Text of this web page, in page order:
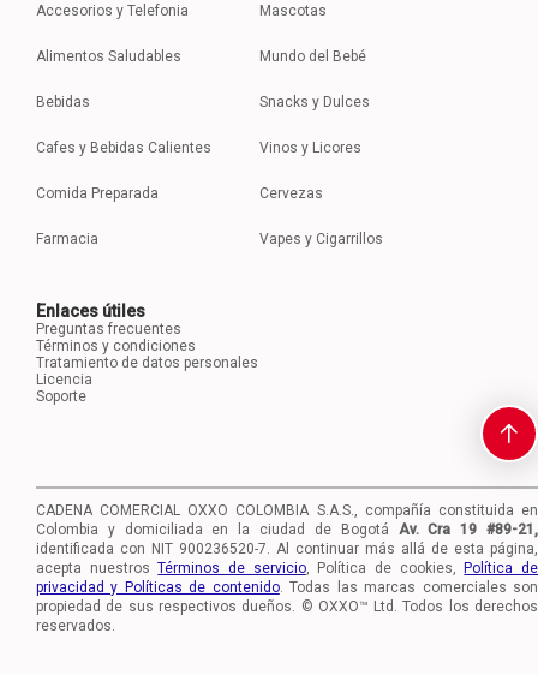
Accesorios y Telefonia
Alimentos Saludables
Bebidas
Cafes y Bebidas Calientes
Comida Preparada
Farmacia
Mascotas
Mundo del Bebé
Snacks y Dulces
Vinos y Licores
Cervezas
Vapes y Cigarrillos
Enlaces útiles
Preguntas frecuentes
Términos y condiciones
Tratamiento de datos personales
Licencia
Soporte
CADENA COMERCIAL OXXO COLOMBIA S.A.S., compañía constituida en
Colombia y domiciliada en la ciudad de Bogotá
Av. Cra 19 #89-21,
identificada con NIT 900236520-7. Al continuar más allá de esta página,
acepta nuestrosTérminos de servicio, Política de cookies,Política de
privacidad y Políticas de contenido. Todas las marcas comerciales son
propiedad de sus respectivos dueños. © OXXO™ Ltd. Todos los derechos
reservados.